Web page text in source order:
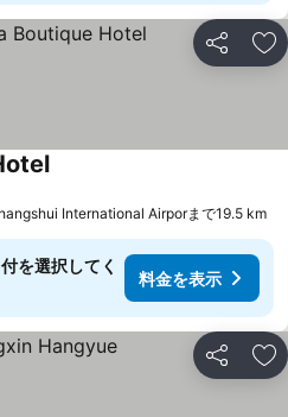
シェア お
料金を表示
International Airporまで19.5 km
を選択してく
料金を表示
シェア お